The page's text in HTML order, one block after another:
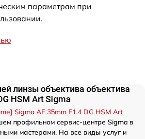
параметрам при
линзы объектива объектива
HSM Art Sigma
Sigma AF 35mm F1.4 DG HSM Art
профильном сервис-центре Sigma в
мастерами. На все виды услуг и